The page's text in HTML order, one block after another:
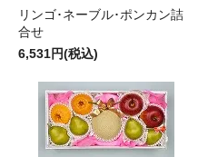
リンゴ･ネーブル･ポンカン詰
合せ
6,531円(税込)